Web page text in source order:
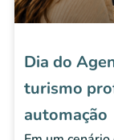
Dia do
turismo
automação